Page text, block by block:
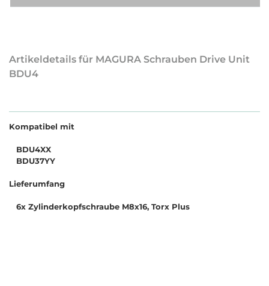
Artikeldetails für MAGURA Schrauben Drive Unit
BDU4
Kompatibel mit
BDU4XX
BDU37YY
Lieferumfang
6x Zylinderkopfschraube M8x16, Torx Plus